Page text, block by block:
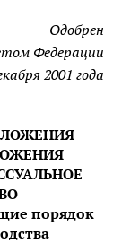
Одобрен
Федерации
2001 года
порядок